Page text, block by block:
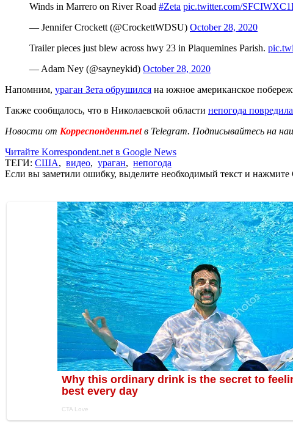
Winds in Marrero on River Road #Zeta pic.twitter.com/
— Jennifer Crockett (@CrockettWDSU) October 28, 2020
Trailer pieces just blew across hwy 23 in Plaquemines Parish.
— Adam Ney (@sayneykid) October 28, 2020
Напомним, ураган Зета обрушился на южное американское
Также сообщалось, что в Николаевской области непогода
Новости от Корреспондент.netв Telegram. Подписывайтесь на
Читайте Korrespondent.net в Google News
ТЕГИ: США, видео, ураган, непогода
Если вы заметили ошибку, выделите необходимый текст и